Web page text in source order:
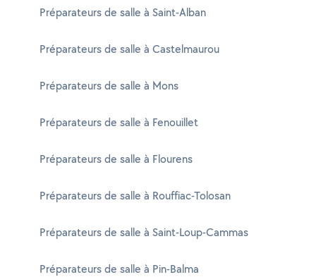
Préparateurs de salle à Saint-Alban
Préparateurs de salle à Castelmaurou
Préparateurs de salle à Mons
Préparateurs de salle à Fenouillet
Préparateurs de salle à Flourens
Préparateurs de salle à Rouffiac-Tolosan
Préparateurs de salle à Saint-Loup-Cammas
Préparateurs de salle à Pin-Balma